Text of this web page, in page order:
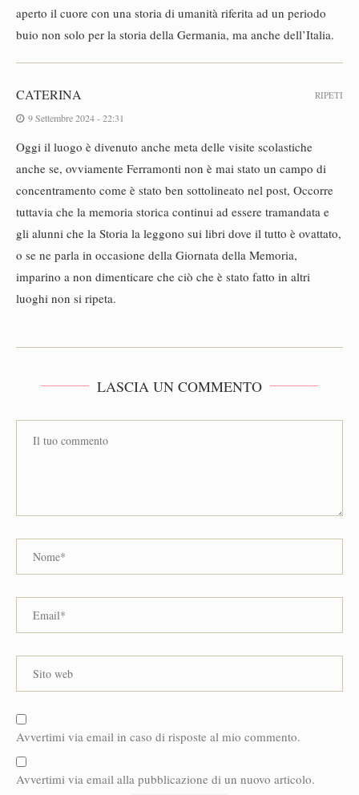
aperto il cuore con una storia di umanità riferita ad un periodo
buio non solo per la storia della Germania, ma anche dell’Italia.
CATERINA
9 Settembre 2024 - 22:31
Oggi il luogo è divenuto anche meta delle visite scolastiche
anche se, ovviamente Ferramonti non è mai stato un campo di
concentramento come è stato ben sottolineato nel post, Occorre
tuttavia che la memoria storica continui ad essere tramandata e
gli alunni che la Storia la leggono sui libri dove il tutto è ovattato,
o se ne parla in occasione della Giornata della Memoria,
imparino a non dimenticare che ciò che è stato fatto in altri
luoghi non si ripeta.
RIPETI
LASCIA UN COMMENTO
Avvertimi via email in caso di risposte al mio commento.
Avvertimi via email alla pubblicazione di un nuovo articolo.